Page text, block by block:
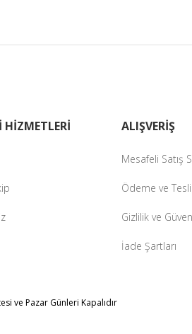
HİZMETLERİ ALIŞVERİŞ
Mesafeli Satış
Ödeme ve
Gizlilik ve
İade Şartları
ve Pazar Günleri Kapalıdır